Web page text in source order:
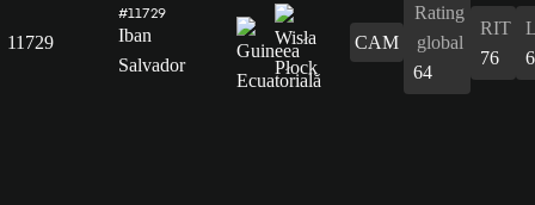
11729
#11729
Iban
Salvador
CAM
Rating
global
64
RIT
76